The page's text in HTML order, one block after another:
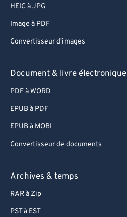
HEIC à JPG
Image à PDF
Convertisseur d'images
Document & livre électronique
PDF à WORD
EPUB à PDF
EPUB à MOBI
Convertisseur de documents
Archives & temps
RAR à Zip
PST à EST